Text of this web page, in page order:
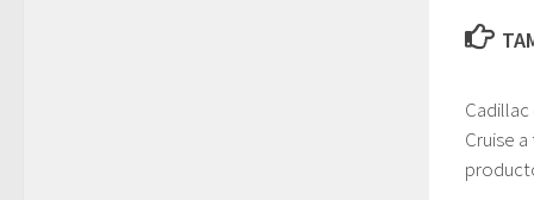
Cruise